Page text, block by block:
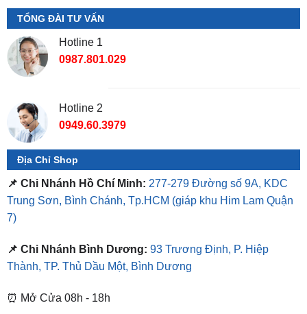
Hotline 1
0987.801.029
Địa Chỉ Shop
📌 Chi Nhánh Hồ Chí Minh: 277-279 Đường số 9A, KDC
Trung Sơn, Bình Chánh, Tp.HCM
7)
📌 Chi Nhánh Bình Dương:
⏰ Mở Cửa 08h - 18h
❤️ Dịch vụ làm xe tận nơi tại Sài Gòn, Bình Dương và các